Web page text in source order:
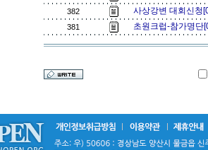
382 사상강변 대회신
381 초원크럽-참가명